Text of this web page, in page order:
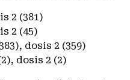
2 (381)
2 (45)
dosis 2 (359)
dosis 2 (2)